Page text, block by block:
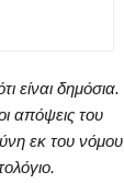
είναι δημόσια.
απόψεις του
εκ του νόμου